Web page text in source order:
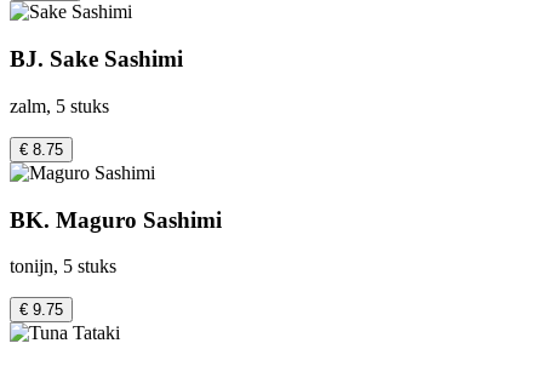
BJ. Sake Sashimi
zalm, 5 stuks
€ 8.75
BK. Maguro Sashimi
tonijn, 5 stuks
€ 9.75